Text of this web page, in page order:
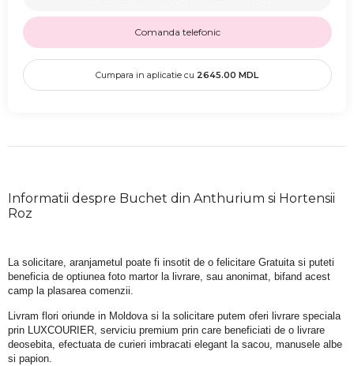
Comanda telefonic
Cumpara in aplicatie cu 2645.00 MDL
Informatii despre Buchet din Anthurium si Hortensii
Roz
La solicitare, aranjametul poate fi insotit de o felicitare Gratuita si puteti
beneficia de optiunea foto martor la livrare, sau anonimat, bifand acest
camp la plasarea comenzii.
Livram flori oriunde in Moldova si la solicitare putem oferi livrare speciala
prin LUXCOURIER, serviciu premium prin care beneficiati de o livrare
deosebita, efectuata de curieri imbracati elegant la sacou, manusele albe
si papion.